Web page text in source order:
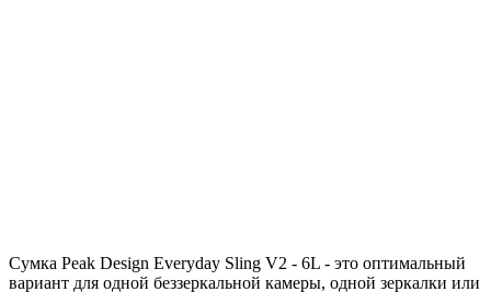
Сумка Peak Design Everyday Sling V2 - 6L - это оптимальный
вариант для одной беззеркальной камеры, одной зеркалки или